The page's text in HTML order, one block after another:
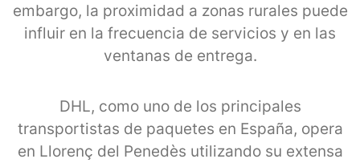
embargo, la proximidad a zonas rurales puede
influir en la frecuencia de servicios y en las
ventanas de entrega.
DHL, como uno de los principales
transportistas de paquetes en España, opera
en Llorenç del Penedès utilizando su extensa